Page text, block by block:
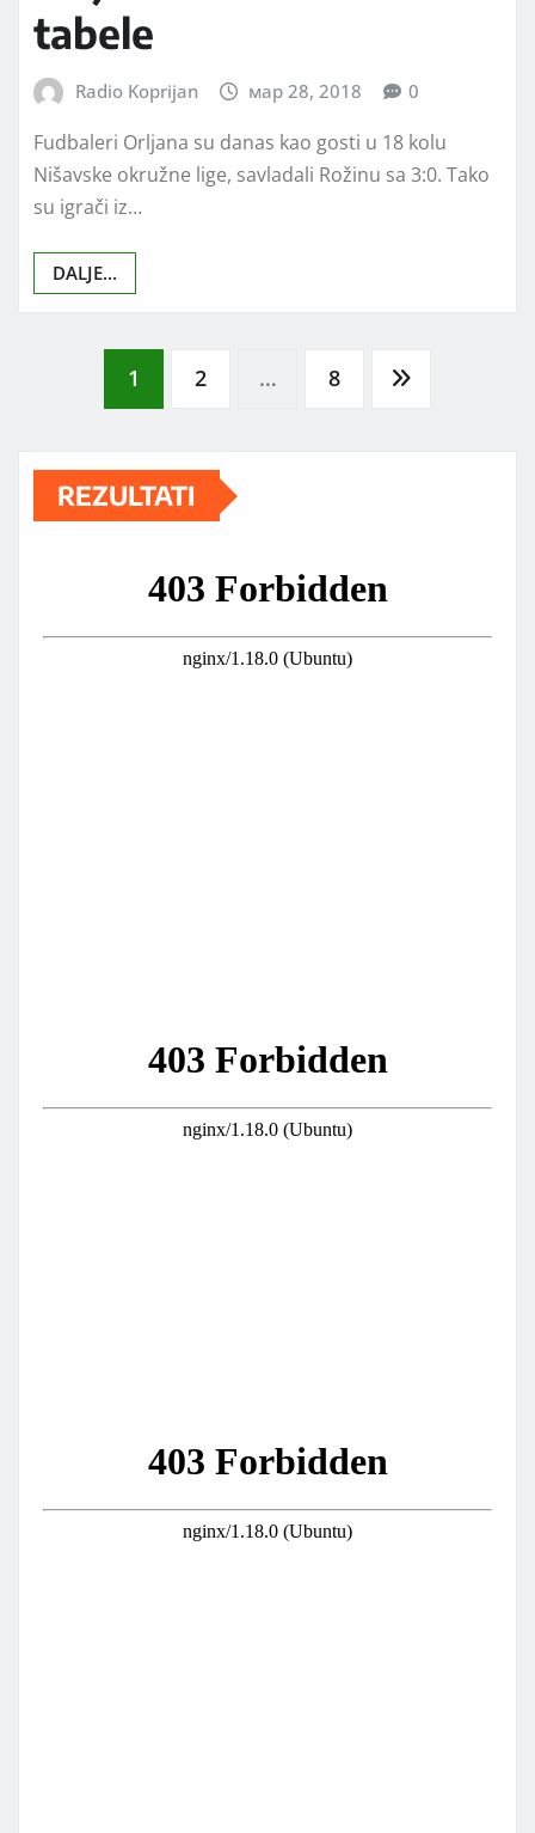
tabele
Radio Koprijan мар 28, 2018 0
Fudbaleri Orljana su danas kao gosti u 18 kolu
Nišavske okružne lige, savladali Rožinu sa 3:0. Tako
su igrači iz…
DALJE...
Posts
pagination
1 2 … 8
REZULTATI